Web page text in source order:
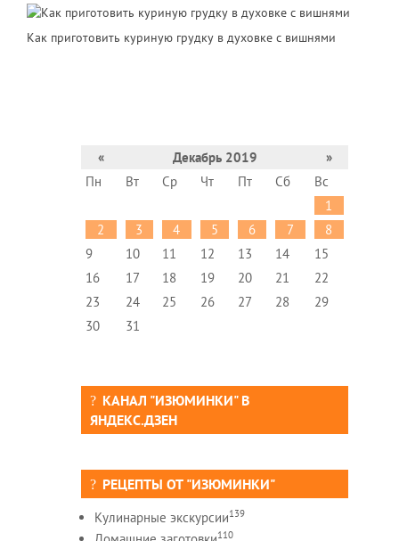
Как приготовить куриную грудку в духовке с вишнями
« Декабрь 2019
»
Пн
Вт Ср Чт Пт Сб
Вс
1
2
3 4 5 6 7
8
9
10 11 12 13 14
15
16
17 18 19 20 21
22
23
24 25 26 27 28
29
30
31
КАНАЛ "ИЗЮМИНКИ" В
ЯНДЕКС.ДЗЕН
РЕЦЕПТЫ ОТ "ИЗЮМИНКИ"
Кулинарные экскурсии139
110